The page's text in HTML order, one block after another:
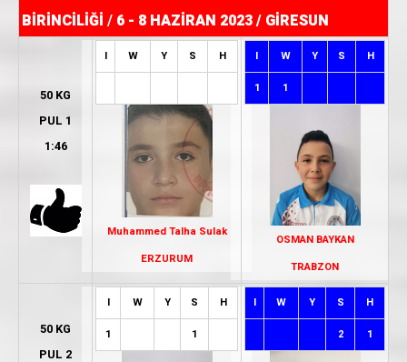
BİRİNCİLİĞİ / 6 - 8 HAZİRAN 2023 / GİRESUN
50 KG
PUL 1
1:46
I W Y S H
Muhammed Talha Sulak
ERZURUM
I W Y S H
1 1
OSMAN BAYKAN
TRABZON
50 KG
PUL 2
I W Y S H
1 1
I W Y S H
2 1